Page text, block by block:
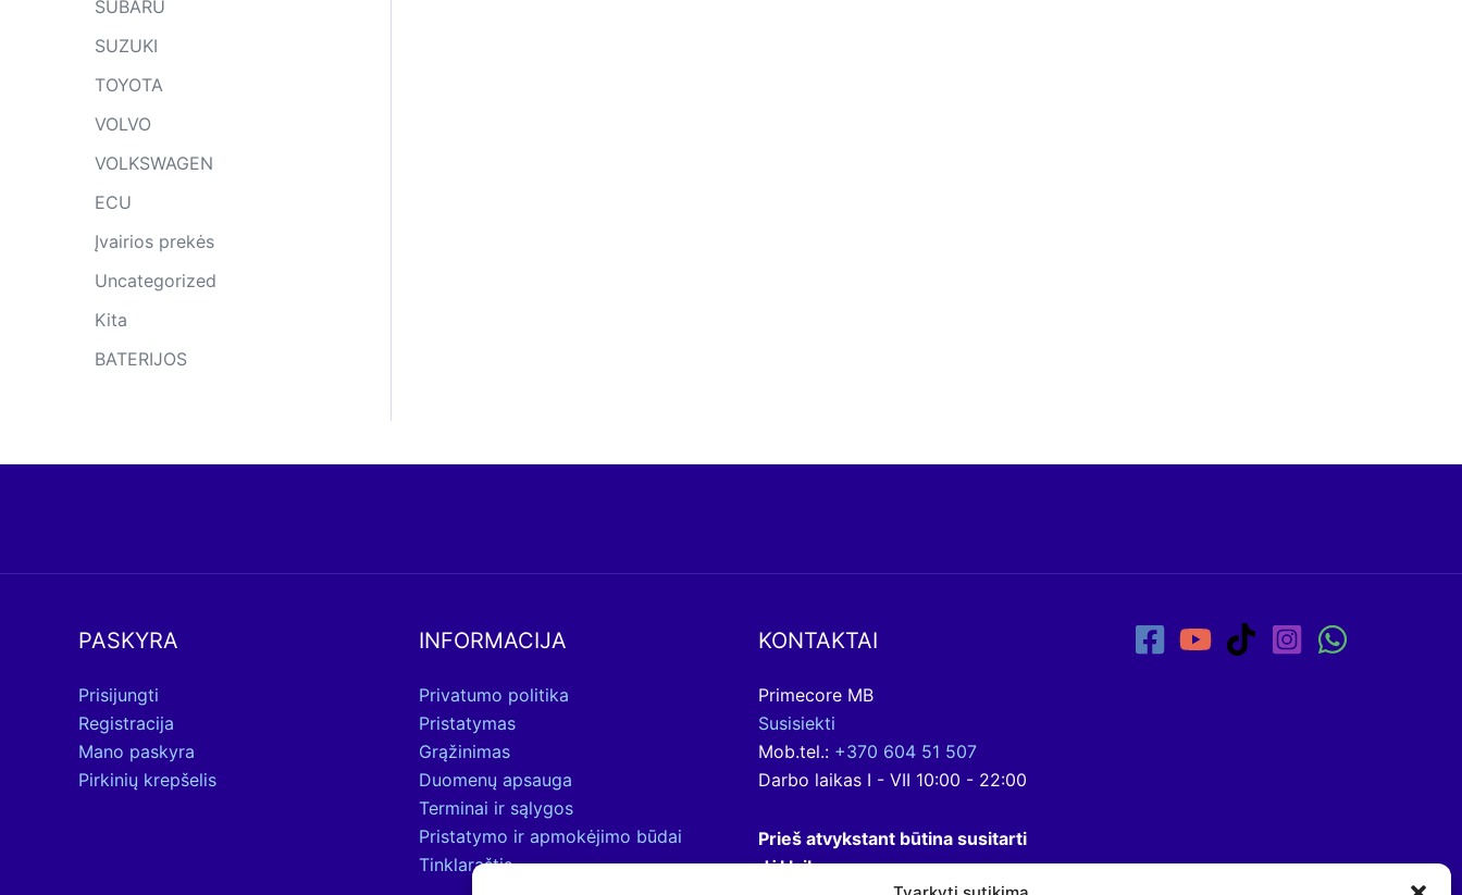
SUBARU
SUZUKI
TOYOTA
VOLVO
VOLKSWAGEN
ECU
Įvairios prekės
Uncategorized
Kita
BATERIJOS
PASKYRA
Prisijungti
Registracija
Mano paskyra
Pirkinių krepšelis
INFORMACIJA
Privatumo politika
Pristatymas
Grąžinimas
Duomenų apsauga
Terminai ir sąlygos
Pristatymo ir apmokėjimo būdai
Tinklaraštis
KONTAKTAI
Primecore MB
Susisiekti
Mob.tel.: +370 604 51 507
Darbo laikas I - VII 10:00 - 22:00
Prieš atvykstant būtina susitarti
dėl laiko.